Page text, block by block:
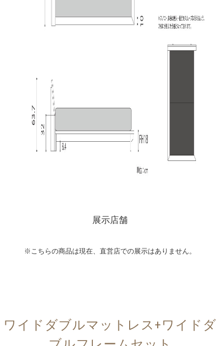
展示店舗
※こちらの商品は現在、直営店での展示はありません。
ワイドダブルマットレス+ワイドダ